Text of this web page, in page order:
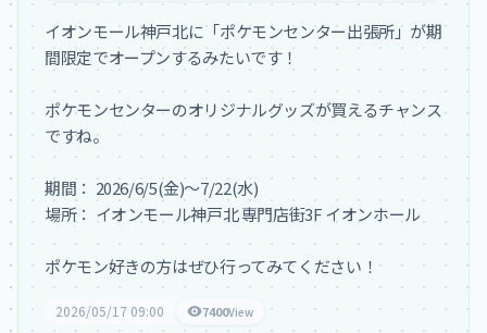
イオンモール神戸北に「ポケモンセンター出張所」が期
間限定でオープンするみたいです！
ポケモンセンターのオリジナルグッズが買えるチャンス
ですね。
期間： 2026/6/5(金)～7/22(水)
場所： イオンモール神戸北 専門店街3F イオンホール
ポケモン好きの方はぜひ行ってみてください！
2026/05/17 09:00 7400View